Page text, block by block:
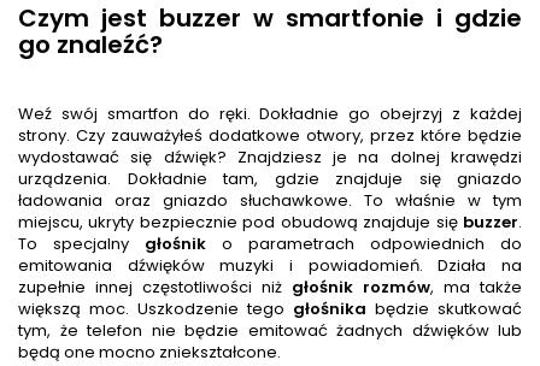
Czym jest buzzer w smartfonie i gdzie
go znaleźć?
Weź swój smartfon do ręki. Dokładnie go obejrzyj z każdej
strony. Czy zauważyłeś dodatkowe otwory, przez które będzie
wydostawać się dźwięk? Znajdziesz je na dolnej krawędzi
urządzenia. Dokładnie tam, gdzie znajduje się gniazdo
ładowania oraz gniazdo słuchawkowe. To właśnie w tym
miejscu, ukryty bezpiecznie pod obudową znajduje się buzzer.
To specjalny głośnik o parametrach odpowiednich do
emitowania dźwięków muzyki i powiadomień. Działa na
zupełnie innej częstotliwości niż głośnik rozmów, ma także
większą moc. Uszkodzenie tego głośnika będzie skutkować
tym, że telefon nie będzie emitować żadnych dźwięków lub
będą one mocno zniekształcone.